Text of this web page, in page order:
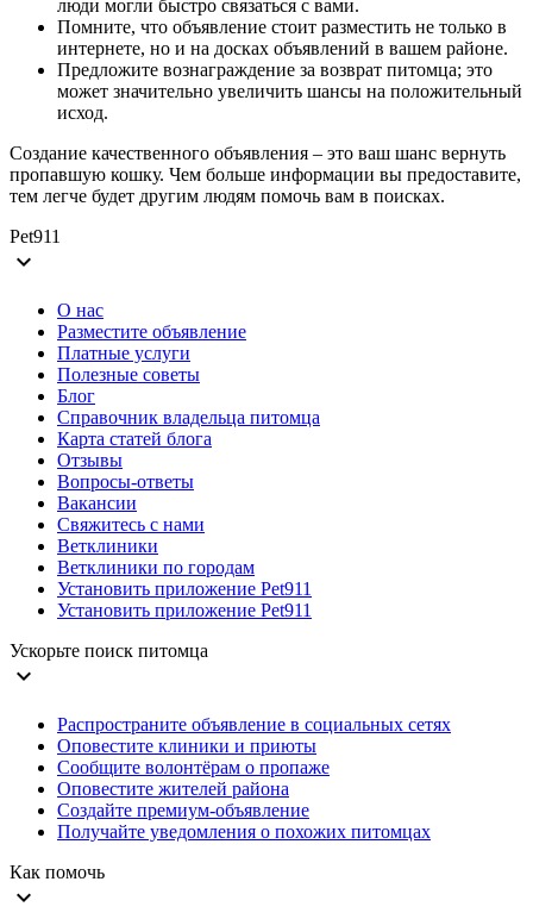
люди могли быстро связаться с вами.
Помните, что объявление стоит разместить не только в
интернете, но и на досках объявлений в вашем районе.
Предложите вознаграждение за возврат питомца; это
может значительно увеличить шансы на положительный
исход.
Создание качественного объявления – это ваш шанс вернуть
пропавшую кошку. Чем больше информации вы предоставите,
тем легче будет другим людям помочь вам в поисках.
Pet911
expand_more
О нас
Разместите объявление
Платные услуги
Полезные советы
Блог
Справочник владельца питомца
Карта статей блога
Отзывы
Вопросы-ответы
Вакансии
Свяжитесь с нами
Ветклиники
Ветклиники по городам
Установить приложение Pet911
Установить приложение Pet911
Ускорьте поиск питомца
expand_more
Распространите объявление в социальных сетях
Оповестите клиники и приюты
Сообщите волонтёрам о пропаже
Оповестите жителей района
Создайте премиум-объявление
Получайте уведомления о похожих питомцах
Как помочь
expand_more